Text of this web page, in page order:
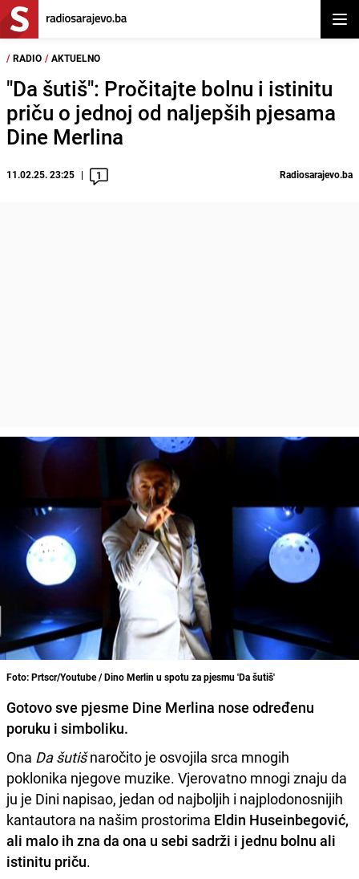
/ RADIO / AKTUELNO
"Da šutiš": Pročitajte bolnu i istinitu
priču o jednoj od naljepših pjesama
Dine Merlina
11.02.25. 23:25 1 Radiosarajevo.ba
Foto: Prtscr/Youtube / Dino Merlin u spotu za pjesmu 'Da šutiš'
Gotovo sve pjesme Dine Merlina nose određenu
poruku i simboliku.
Ona Da šutišnaročito je osvojila srca mnogih
poklonika njegove muzike. Vjerovatno mnogi znaju da
ju je Dini napisao, jedan od najboljih i najplodonosnijih
kantautora na našim prostorima Eldin Huseinbegović,
ali malo ih zna da ona u sebi sadrži i jednu bolnu ali
istinitu priču.